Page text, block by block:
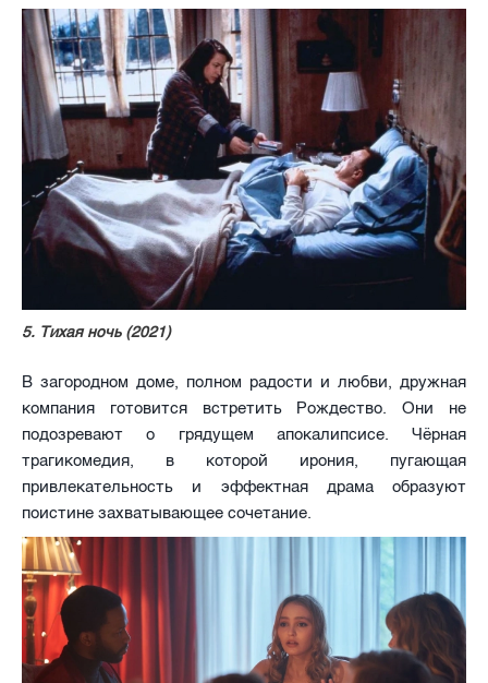
5. Тихая ночь (2021)
В загородном доме, полном радости и любви, дружная
компания готовится встретить Рождество. Они не
подозревают о грядущем апокалипсисе. Чёрная
трагикомедия, в которой ирония, пугающая
привлекательность и эффектная драма образуют
поистине захватывающее сочетание.